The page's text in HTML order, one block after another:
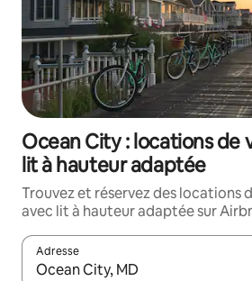
Ocean City : locations de
lit à hauteur adaptée
Trouvez et réservez des locations
avec lit à hauteur adaptée sur
Adresse
Lorsque les résultats s'affichent,